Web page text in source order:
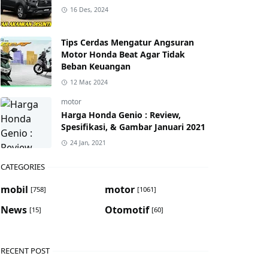
16 Des, 2024
Tips Cerdas Mengatur Angsuran
Motor Honda Beat Agar Tidak
Beban Keuangan
12 Mar, 2024
motor
Harga Honda Genio : Review,
Spesifikasi, & Gambar Januari 2021
24 Jan, 2021
CATEGORIES
mobil [758] motor [1061]
News [15] Otomotif [60]
RECENT POST